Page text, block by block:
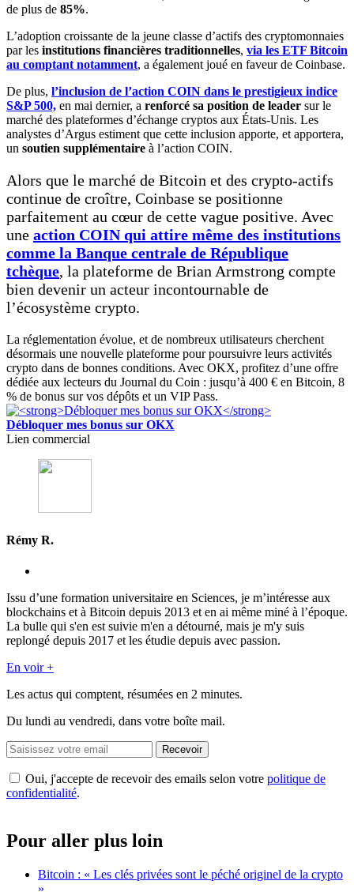
de plus de 85%.
L’adoption croissante de la jeune classe d’actifs des cryptomonnaies
par les institutions financières traditionnelles, via les ETF Bitcoin
au comptant notamment, a également joué en faveur de Coinbase.
De plus, l’inclusion de l’action COIN dans le prestigieux indice
S&P 500, en mai dernier, a renforcé sa position de leader sur le
marché des plateformes d’échange cryptos aux États-Unis. Les
analystes d’Argus estiment que cette inclusion apporte, et apportera,
un soutien supplémentaire à l’action COIN.
Alors que le marché de Bitcoin et des crypto-actifs
continue de croître, Coinbase se positionne
parfaitement au cœur de cette vague positive. Avec
une action COIN qui attire même des institutions
comme la Banque centrale de République
tchèque, la plateforme de Brian Armstrong compte
bien devenir un acteur incontournable de
l’écosystème crypto.
La réglementation évolue, et de nombreux utilisateurs cherchent
désormais une nouvelle plateforme pour poursuivre leurs activités
crypto dans de bonnes conditions. Avec OKX, profitez d’une offre
dédiée aux lecteurs du Journal du Coin : jusqu’à 400 € en Bitcoin, 8
% de bonus sur vos dépôts et un VIP Pass.
Débloquer mes bonus sur OKX
Lien commercial
Rémy R.
Issu d’une formation universitaire en Sciences, je m’intéresse aux
blockchains et à Bitcoin depuis 2013 et en ai même miné à l’époque.
La bulle qui s'en est suivie m'en a détourné, mais je m'y suis
replongé depuis 2017 et les étudie depuis avec passion.
En voir +
Les actus qui comptent, résumées en 2 minutes.
Du lundi au vendredi, dans votre boîte mail.
Recevoir
Oui, j'accepte de recevoir des emails selon votre politique de
confidentialité.
Pour aller plus loin
Bitcoin : « Les clés privées sont le péché originel de la crypto
»